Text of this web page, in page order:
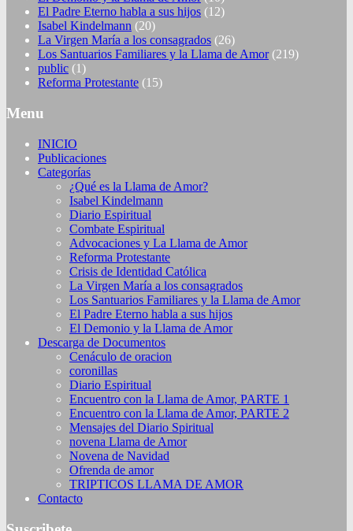
El Padre Eterno habla a sus hijos (12)
Isabel Kindelmann (20)
La Virgen María a los consagrados (26)
Los Santuarios Familiares y la Llama de Amor(219)
public (1)
Reforma Protestante (15)
Menu
INICIO
Publicaciones
Categorías
¿Qué es la Llama de Amor?
Isabel Kindelmann
Diario Espiritual
Combate Espiritual
Advocaciones y La Llama de Amor
Reforma Protestante
Crisis de Identidad Católica
La Virgen María a los consagrados
Los Santuarios Familiares y la Llama de Amor
El Padre Eterno habla a sus hijos
El Demonio y la Llama de Amor
Descarga de Documentos
Cenáculo de oracion
coronillas
Diario Espiritual
Encuentro con la Llama de Amor, PARTE 1
Encuentro con la Llama de Amor, PARTE 2
Mensajes del Diario Spiritual
novena Llama de Amor
Novena de Navidad
Ofrenda de amor
TRIPTICOS LLAMA DE AMOR
Contacto